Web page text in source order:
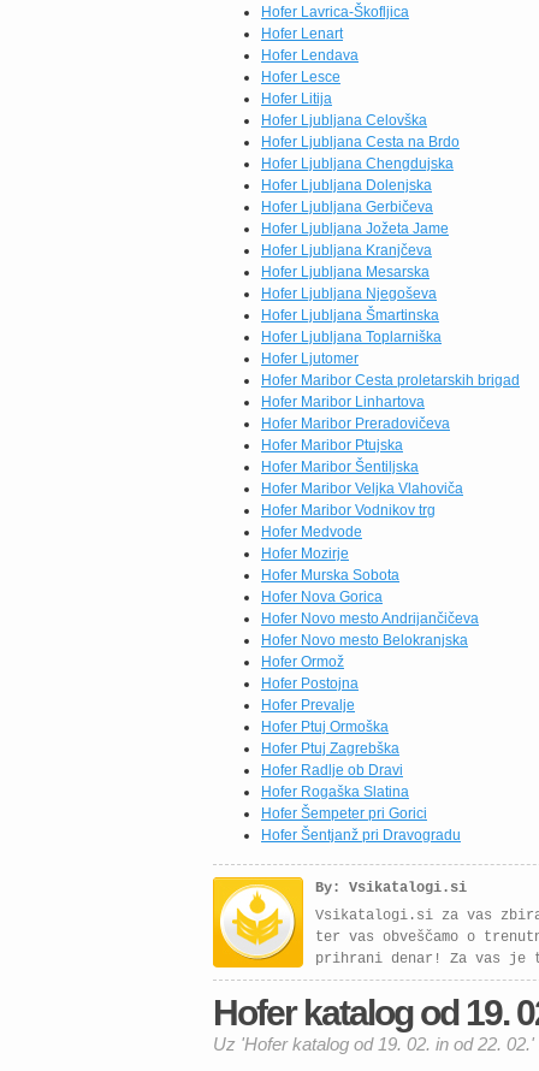
Hofer Lavrica-Škofljica
Hofer Lenart
Hofer Lendava
Hofer Lesce
Hofer Litija
Hofer Ljubljana Celovška
Hofer Ljubljana Cesta na Brdo
Hofer Ljubljana Chengdujska
Hofer Ljubljana Dolenjska
Hofer Ljubljana Gerbičeva
Hofer Ljubljana Jožeta Jame
Hofer Ljubljana Kranjčeva
Hofer Ljubljana Mesarska
Hofer Ljubljana Njegoševa
Hofer Ljubljana Šmartinska
Hofer Ljubljana Toplarniška
Hofer Ljutomer
Hofer Maribor Cesta proletarskih brigad
Hofer Maribor Linhartova
Hofer Maribor Preradovičeva
Hofer Maribor Ptujska
Hofer Maribor Šentiljska
Hofer Maribor Veljka Vlahoviča
Hofer Maribor Vodnikov trg
Hofer Medvode
Hofer Mozirje
Hofer Murska Sobota
Hofer Nova Gorica
Hofer Novo mesto Andrijančičeva
Hofer Novo mesto Belokranjska
Hofer Ormož
Hofer Postojna
Hofer Prevalje
Hofer Ptuj Ormoška
Hofer Ptuj Zagrebška
Hofer Radlje ob Dravi
Hofer Rogaška Slatina
Hofer Šempeter pri Gorici
Hofer Šentjanž pri Dravogradu
By: Vsikatalogi.si
Vsikatalogi.si za vas
ter vas obveščamo o
prihrani denar! Za vas je
Hofer katalog od 19.
Uz 'Hofer katalog od 19. 02. in od 22.